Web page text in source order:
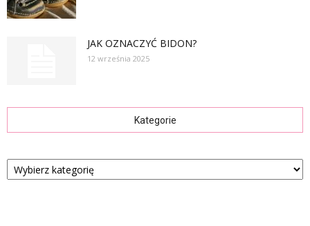
JAK OZNACZYĆ BIDON?
12 września 2025
Kategorie
Kategorie